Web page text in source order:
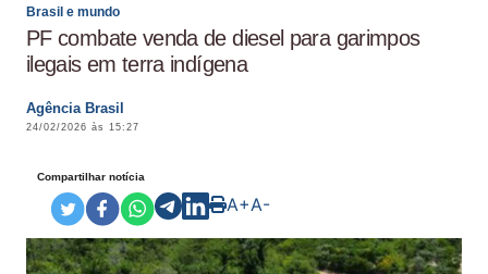
Brasil e mundo
PF combate venda de diesel para garimpos
ilegais em terra indígena
Agência Brasil
24/02/2026 às 15:27
Compartilhar notícia
A+A-